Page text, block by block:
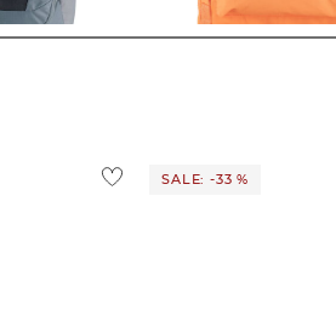
63,75 €
99,99 €
SALE: -33 %